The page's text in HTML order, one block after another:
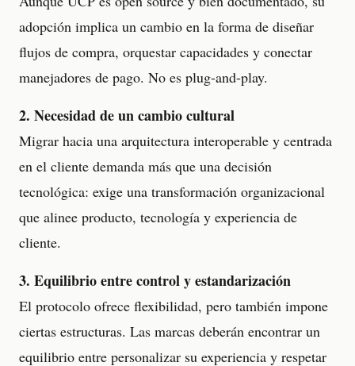
adopción implica un cambio en la forma de diseñar
flujos de compra, orquestar capacidades y conectar
manejadores de pago. No es plug-and-play.
2. Necesidad de un cambio cultural
Migrar hacia una arquitectura interoperable y centrada
en el cliente demanda más que una decisión
tecnológica: exige una transformación organizacional
que alinee producto, tecnología y experiencia de
cliente.
3. Equilibrio entre control y estandarización
El protocolo ofrece flexibilidad, pero también impone
ciertas estructuras. Las marcas deberán encontrar un
equilibrio entre personalizar su experiencia y respetar